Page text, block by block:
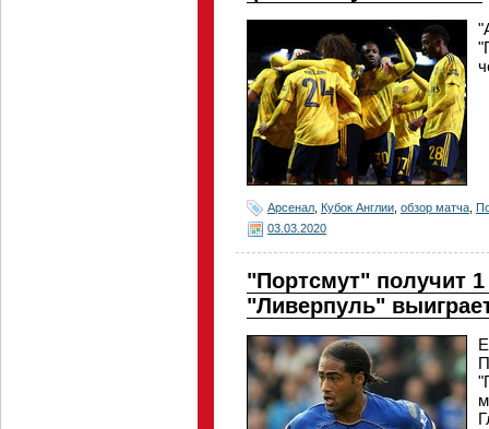
Арсенал Кубок Англии обзор матча
03.03.2020
"Портсмут" получит
"Ливерпуль"